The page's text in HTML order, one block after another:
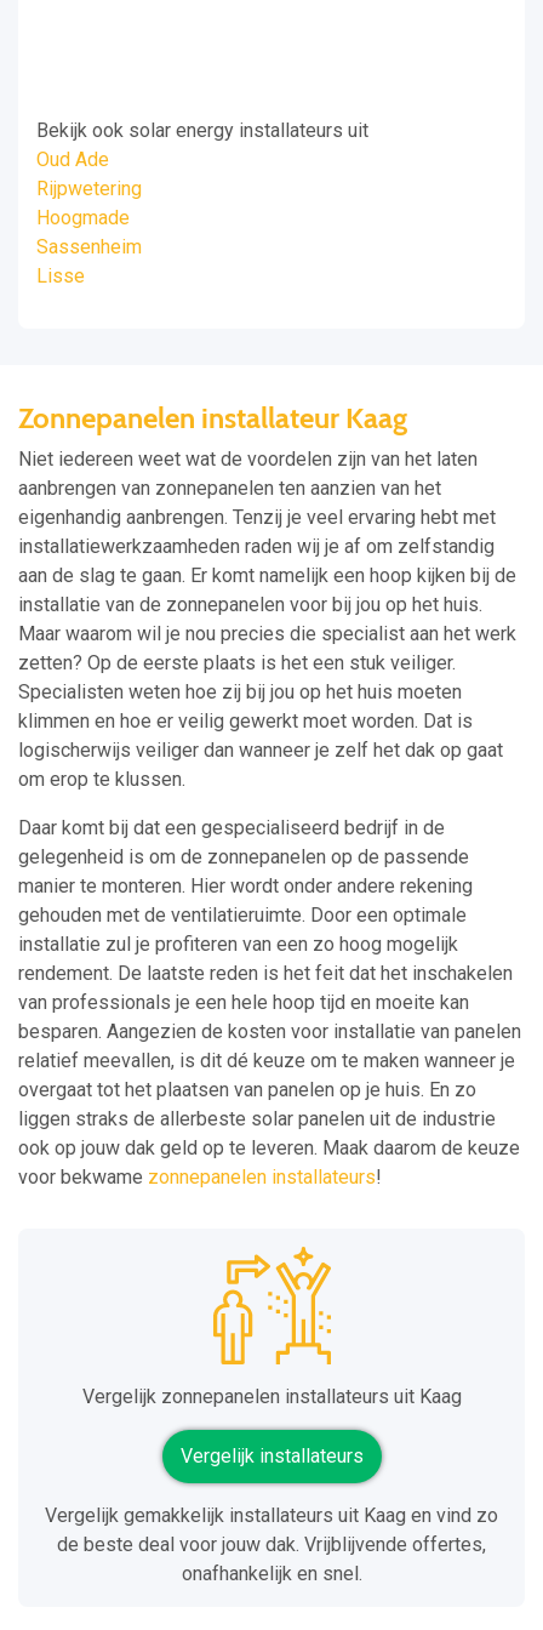
Bekijk ook solar energy installateurs uit
Oud Ade
Rijpwetering
Hoogmade
Sassenheim
Lisse
Zonnepanelen installateur Kaag
Niet iedereen weet wat de voordelen zijn van het laten
aanbrengen van zonnepanelen ten aanzien van het
eigenhandig aanbrengen. Tenzij je veel ervaring hebt met
installatiewerkzaamheden raden wij je af om zelfstandig
aan de slag te gaan. Er komt namelijk een hoop kijken bij de
installatie van de zonnepanelen voor bij jou op het huis.
Maar waarom wil je nou precies die specialist aan het werk
zetten? Op de eerste plaats is het een stuk veiliger.
Specialisten weten hoe zij bij jou op het huis moeten
klimmen en hoe er veilig gewerkt moet worden. Dat is
logischerwijs veiliger dan wanneer je zelf het dak op gaat
om erop te klussen.
Daar komt bij dat een gespecialiseerd bedrijf in de
gelegenheid is om de zonnepanelen op de passende
manier te monteren. Hier wordt onder andere rekening
gehouden met de ventilatieruimte. Door een optimale
installatie zul je profiteren van een zo hoog mogelijk
rendement. De laatste reden is het feit dat het inschakelen
van professionals je een hele hoop tijd en moeite kan
besparen. Aangezien de kosten voor installatie van panelen
relatief meevallen, is dit dé keuze om te maken wanneer je
overgaat tot het plaatsen van panelen op je huis. En zo
liggen straks de allerbeste solar panelen uit de industrie
ook op jouw dak geld op te leveren. Maak daarom de keuze
voor bekwame zonnepanelen installateurs!
Vergelijk zonnepanelen installateurs uit Kaag
Vergelijk installateurs
Vergelijk gemakkelijk installateurs uit Kaag en vind zo
de beste deal voor jouw dak. Vrijblijvende offertes,
onafhankelijk en snel.